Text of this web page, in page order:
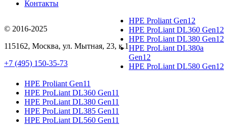
Контакты
© 2016-2025
115162, Москва, ул. Мытная, 23, к.1
+7 (495) 150-35-73
HPE Proliant Gen12
HPE ProLiant DL360 Gen12
HPE ProLiant DL380 Gen12
HPE ProLiant DL380a
Gen12
HPE ProLiant DL580 Gen12
HPE Proliant Gen11
HPE ProLiant DL360 Gen11
HPE ProLiant DL380 Gen11
HPE ProLiant DL385 Gen11
HPE ProLiant DL560 Gen11